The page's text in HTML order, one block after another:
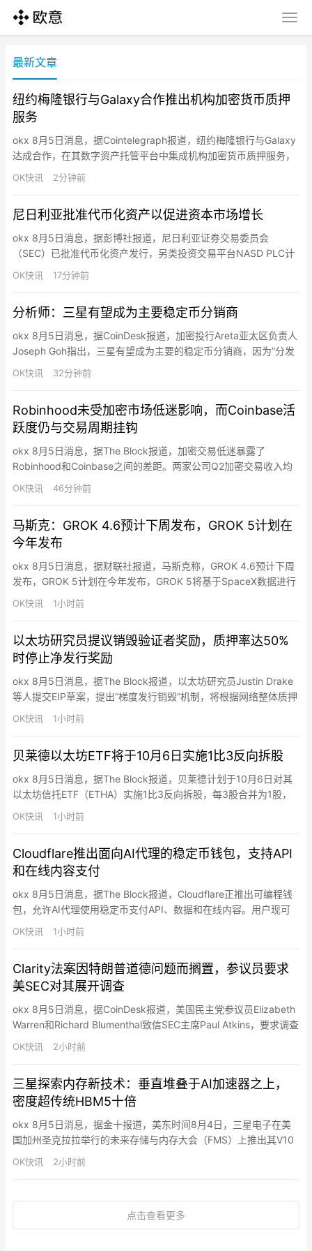
最新文章
纽约梅隆银行与Galaxy合作推出机构加密货币质押
服务
okx 8月5日消息，据Cointelegraph报道，纽约梅隆银行与Galaxy
达成合作，在其数字资产托管平台中集成机构加密货币质押服务，
允许合格客户在不转移资产的情况下获得质押奖励。Galaxy将提供
质押基础设施并担任BNY数字资产平台的设计合作伙伴，双方未指
务整合为面向机构客户的一站式服务。此次…
OK快讯 2分钟前
尼日利亚批准代币化资产以促进资本市场增长
okx 8月5日消息，据彭博社报道，尼日利亚证券交易委员会
（SEC）已批准代币化资产发行，另类投资交易平台NASD PLC计
划于下月初正式推出该服务。NASD代理董事总经理Chinwendu
Ekeh表示，该国SEC随后与加拿大公司Blockstation Inc.合作，为
实时上市和交易。Ekeh表示…
OK快讯 17分钟前
分析师：三星有望成为主要稳定币分销商
okx 8月5日消息，据CoinDesk报道，加密投行Areta亚太区负责人
Joseph Goh指出，三星有望成为主要的稳定币分销商，因为”分发
渠道才是真正的稀缺资源”，三星拥有大量分销渠道将使其占据优势
地位。Goh进一步表示，钱包公告锁定了分销渠道，SDS和
稳定币。此前，…
OK快讯 32分钟前
Robinhood未受加密市场低迷影响，而Coinbase活
跃度仍与交易周期挂钩
okx 8月5日消息，据The Block报道，加密交易低迷暴露了
Robinhood和Coinbase之间的差距。两家公司Q2加密交易收入均
下滑，但Robinhood的期权、股票和预测市场业务弥补了缺口，而
Coinbase缺乏类似引擎缓冲。Robinhood加密交易收入降至1亿美
美元追平20…
OK快讯 46分钟前
马斯克：GROK 4.6预计下周发布，GROK 5计划在
今年发布
okx 8月5日消息，据财联社报道，马斯克称，GROK 4.6预计下周
发布，GROK 5计划在今年发布，GROK 5将基于SpaceX数据进行
训练。并表示，预计首批Starmind AI卫星将于明年开始发射升空。
SpaceX预计年末计算能力将超过2GW，到2027年底，计算能力可
OK快讯 1小时前
以太坊研究员提议销毁验证者奖励，质押率达50%
时停止净发行奖励
okx 8月5日消息，据The Block报道，以太坊研究员Justin Drake
等人提交EIP草案，提出“梯度发行销毁”机制，将根据网络整体质押
率动态销毁部分验证者奖励，当质押比例达到约50%（约6,025万
枚ETH）时，相关发行奖励将被全部抵消，使协议不再鼓励质押规
益，鼓励更多质押，可能导致中心…
OK快讯 1小时前
贝莱德以太坊ETF将于10月6日实施1比3反向拆股
okx 8月5日消息，据The Block报道，贝莱德计划于10月6日对其
以太坊信托ETF（ETHA）实施1比3反向拆股，每3股合并为1股，
提高每股资产净值但不改变投资者持仓总价值和基金资产规模。彭
博高级ETF分析师Eric Balchunas表示，这将使交易成本从7个基点
以太坊ETF是同类中…
OK快讯 1小时前
Cloudflare推出面向AI代理的稳定币钱包，支持API
和在线内容支付
okx 8月5日消息，据The Block报道，Cloudflare正推出可编程钱
包，允许AI代理使用稳定币支付API、数据和在线内容。用户现可
申领Cloudflare Wallet唯一标识，充值和授权支付功能将于后续上
线。钱包分为账户钱包（个人和组织存入资金并控制支出）和虚拟
单笔交易上限。钱包支持…
OK快讯 1小时前
Clarity法案因特朗普道德问题而搁置，参议员要求
美SEC对其展开调查
okx 8月5日消息，据CoinDesk报道，美国民主党参议员Elizabeth
Warren和Richard Blumenthal致信SEC主席Paul Atkins，要求调查
特朗普的Meme币TRUMP，称近100万个加密钱包在该代币上线后
亏损约38亿美元，特朗普从该代币获利6.36亿美元，并质疑其通
OK快讯 2小时前
三星探索内存新技术：垂直堆叠于AI加速器之上，
密度超传统HBM5十倍
okx 8月5日消息，据金十报道，美东时间8月4日，三星电子在美
国加州圣克拉拉举行的未来存储与内存大会（FMS）上推出其V10
Bonding V-NAND，即BV-NAND原型产品。该芯片拥有超过400
层结构，并采用全新的晶圆键合架构，以提高存储密度并增强性
高约58%，同时提升读取、写入以…
OK快讯 2小时前
点击查看更多